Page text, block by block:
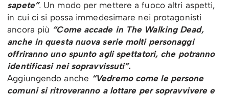
sapete”. Un modo per mettere a fuoco altri aspetti,
in cui ci si possa immedesimare nei protagonisti
ancora più “Come accade in The Walking Dead,
anche in questa nuova serie molti personaggi
offriranno uno spunto agli spettatori, che potranno
identificasi nei sopravvissuti”.
Aggiungendo anche “Vedremo come le persone
comuni si ritroveranno a lottare per sopravvivere e